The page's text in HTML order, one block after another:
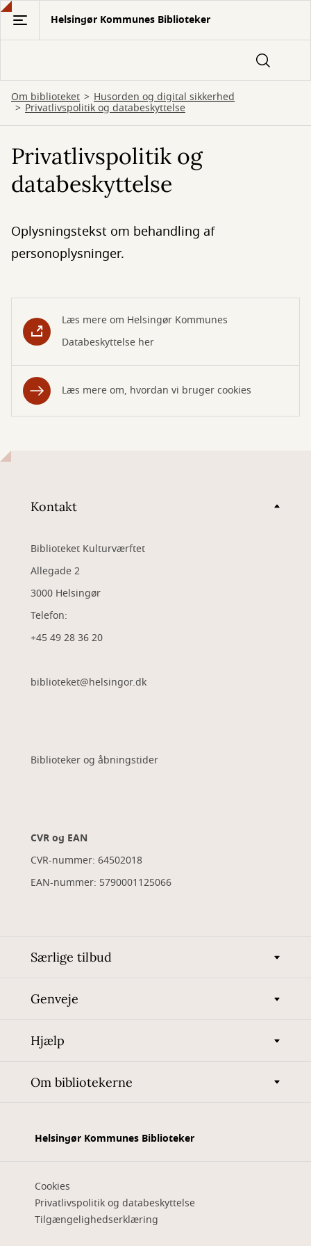
Gå
hovedindhold
Helsingør Kommunes Biblioteker
Om biblioteket Husorden og digital sikkerhed
Privatlivspolitik og databeskyttelse
Privatlivspolitik og
databeskyttelse
Oplysningstekst om behandling af
personoplysninger.
Læs mere om Helsingør Kommunes
Databeskyttelse her
Læs mere om, hvordan vi bruger cookies
Kontakt
Biblioteket Kulturværftet
Allegade 2
3000 Helsingør
Telefon:
+45 49 28 36 20
biblioteket@helsingor.dk
Biblioteker og åbningstider
CVR og EAN
CVR-nummer: 64502018
EAN-nummer: 5790001125066
Særlige tilbud
Genveje
Hjælp
Om bibliotekerne
Helsingør Kommunes Biblioteker
Cookies
Privatlivspolitik og databeskyttelse
Tilgængelighedserklæring